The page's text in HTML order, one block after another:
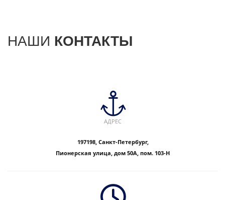
НАШИ КОНТАКТЫ
АДРЕС
197198, Санкт-Петербург,
Пионерская улица, дом 50А, пом. 103-Н